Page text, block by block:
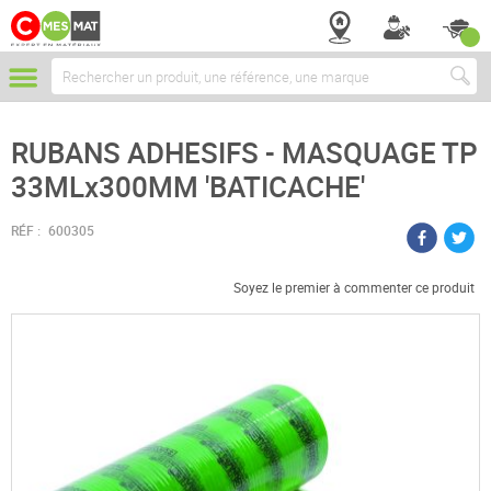
Chercher
RUBANS ADHESIFS - MASQUAGE TP
33MLx300MM 'BATICACHE'
RÉF : 600305
Soyez le premier à commenter ce produit
Passer